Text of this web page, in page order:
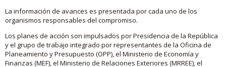
La información de avances es presentada por cada uno de los
organismos responsables del compromiso.
Los planes de acción son impulsados por Presidencia de la República
y el grupo de trabajo integrado por representantes de la Oficina de
Planeamiento y Presupuesto (OPP), el Ministerio de Economía y
Finanzas (MEF), el Ministerio de Relaciones Exteriores (MRREE), el